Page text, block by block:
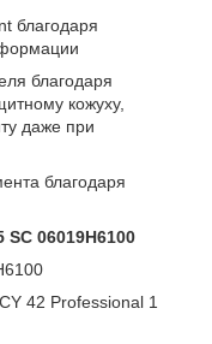
благодаря
благодаря
кожуху,
даже при
благодаря
SC 06019H6100
42 Professional 1